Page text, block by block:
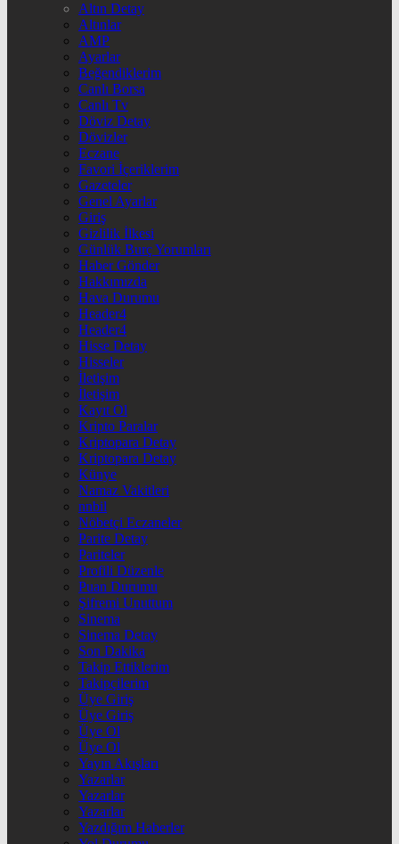
Altın Detay
Altınlar
AMP
Ayarlar
Beğendiklerim
Canlı Borsa
Canlı Tv
Döviz Detay
Dövizler
Eczane
Favori İçeriklerim
Gazeteler
Genel Ayarlar
Giriş
Gizlilik İlkesi
Günlük Burç Yorumları
Haber Gönder
Hakkımızda
Hava Durumu
Header4
Header4
Hisse Detay
Hisseler
İletişim
İletişim
Kayıt Ol
Kripto Paralar
Kriptopara Detay
Kriptopara Detay
Künye
Namaz Vakitleri
nnbil
Nöbetçi Eczaneler
Parite Detay
Pariteler
Profili Düzenle
Puan Durumu
Şifremi Unuttum
Sinema
Sinema Detay
Son Dakika
Takip Ettiklerim
Takipçilerim
Üye Giriş
Üye Giriş
Üye Ol
Üye Ol
Yayın Akışları
Yazarlar
Yazarlar
Yazarlar
Yazdığım Haberler